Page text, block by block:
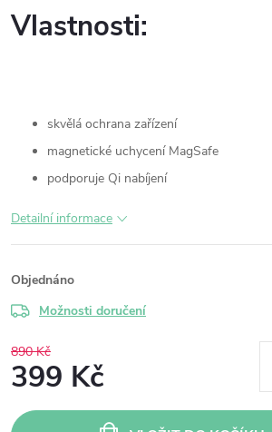
Vlastnosti:
skvělá ochrana zařízení
magnetické uchycení MagSafe
podporuje Qi nabíjení
Detailní informace
Objednáno
Možnosti doručení
890 Kč
399 Kč
cena: